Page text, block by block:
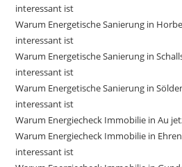
interessant ist
Warum Energetische Sanierung in
interessant ist
Warum Energetische Sanierung in
interessant ist
Warum Energetische Sanierung in
interessant ist
Warum Energiecheck Immobilie in Au
Warum Energiecheck Immobilie in
interessant ist